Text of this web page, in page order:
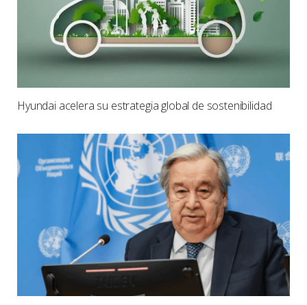
Hyundai acelera su estrategia global de sostenibilidad